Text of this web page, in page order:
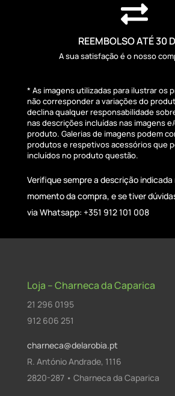

REEMBOLSO ATÉ 30
A sua satisfação é o nosso
* As imagens utilizadas para ilustrar os
não corresponder a variações do
declina qualquer responsabilidade
nas descrições incluídas nas imagens
produto. Galerias de imagens podem
produtos e respetivos acessórios que
incluídos no produto questão.
Verifique sempre a descrição indicada
momento da compra, e se tiver
via Whatsapp: +351 912 101 008
Loja – Charneca da Caparica
21 296 0195
912 606 251
charneca@delarobia.pt
R. António Andrade, 1116
2820-287 • Charneca da Caparica